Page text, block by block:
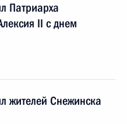
Патриарха
II с днем
жителей Снежинска